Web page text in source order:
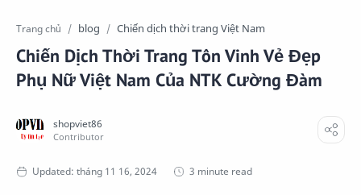
Trang chủ blog Chiến dịch thời trang Việt Nam
Chiến Dịch Thời Trang Tôn Vinh Vẻ Đẹp
Phụ Nữ Việt Nam Của NTK Cường Đàm
3 minute read